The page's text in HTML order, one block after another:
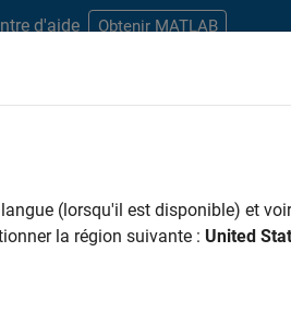
d'aide Obtenir MATLAB
Ingénierie de la qualité Ingénierie des
(lorsqu'il est disponible) et
la région suivante : United